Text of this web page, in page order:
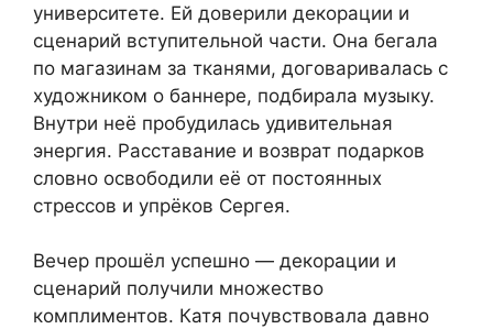
университете. Ей доверили декорации и
сценарий вступительной части. Она бегала
по магазинам за тканями, договаривалась с
художником о баннере, подбирала музыку.
Внутри неё пробудилась удивительная
энергия. Расставание и возврат подарков
словно освободили её от постоянных
стрессов и упрёков Сергея.
Вечер прошёл успешно — декорации и
сценарий получили множество
комплиментов. Катя почувствовала давно